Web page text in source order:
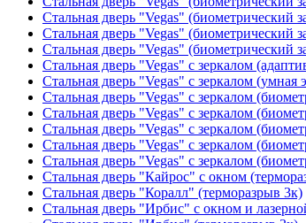
Стальная дверь "Vegas" (биометрический
Стальная дверь "Vegas" (биометрический
Стальная дверь "Vegas" (биометрический
Стальная дверь "Vegas" с зеркалом
Стальная дверь "Vegas" с зеркалом (умная
Стальная дверь "Vegas" с зеркалом
Стальная дверь "Vegas" с зеркалом
Стальная дверь "Vegas" с зеркалом
Стальная дверь "Vegas" с зеркалом
Стальная дверь "Vegas" с зеркалом
Стальная дверь "Кайрос" с окном
Стальная дверь "Коралл" (терморазрыв 3к)
Стальная дверь "Ирбис" с окном и